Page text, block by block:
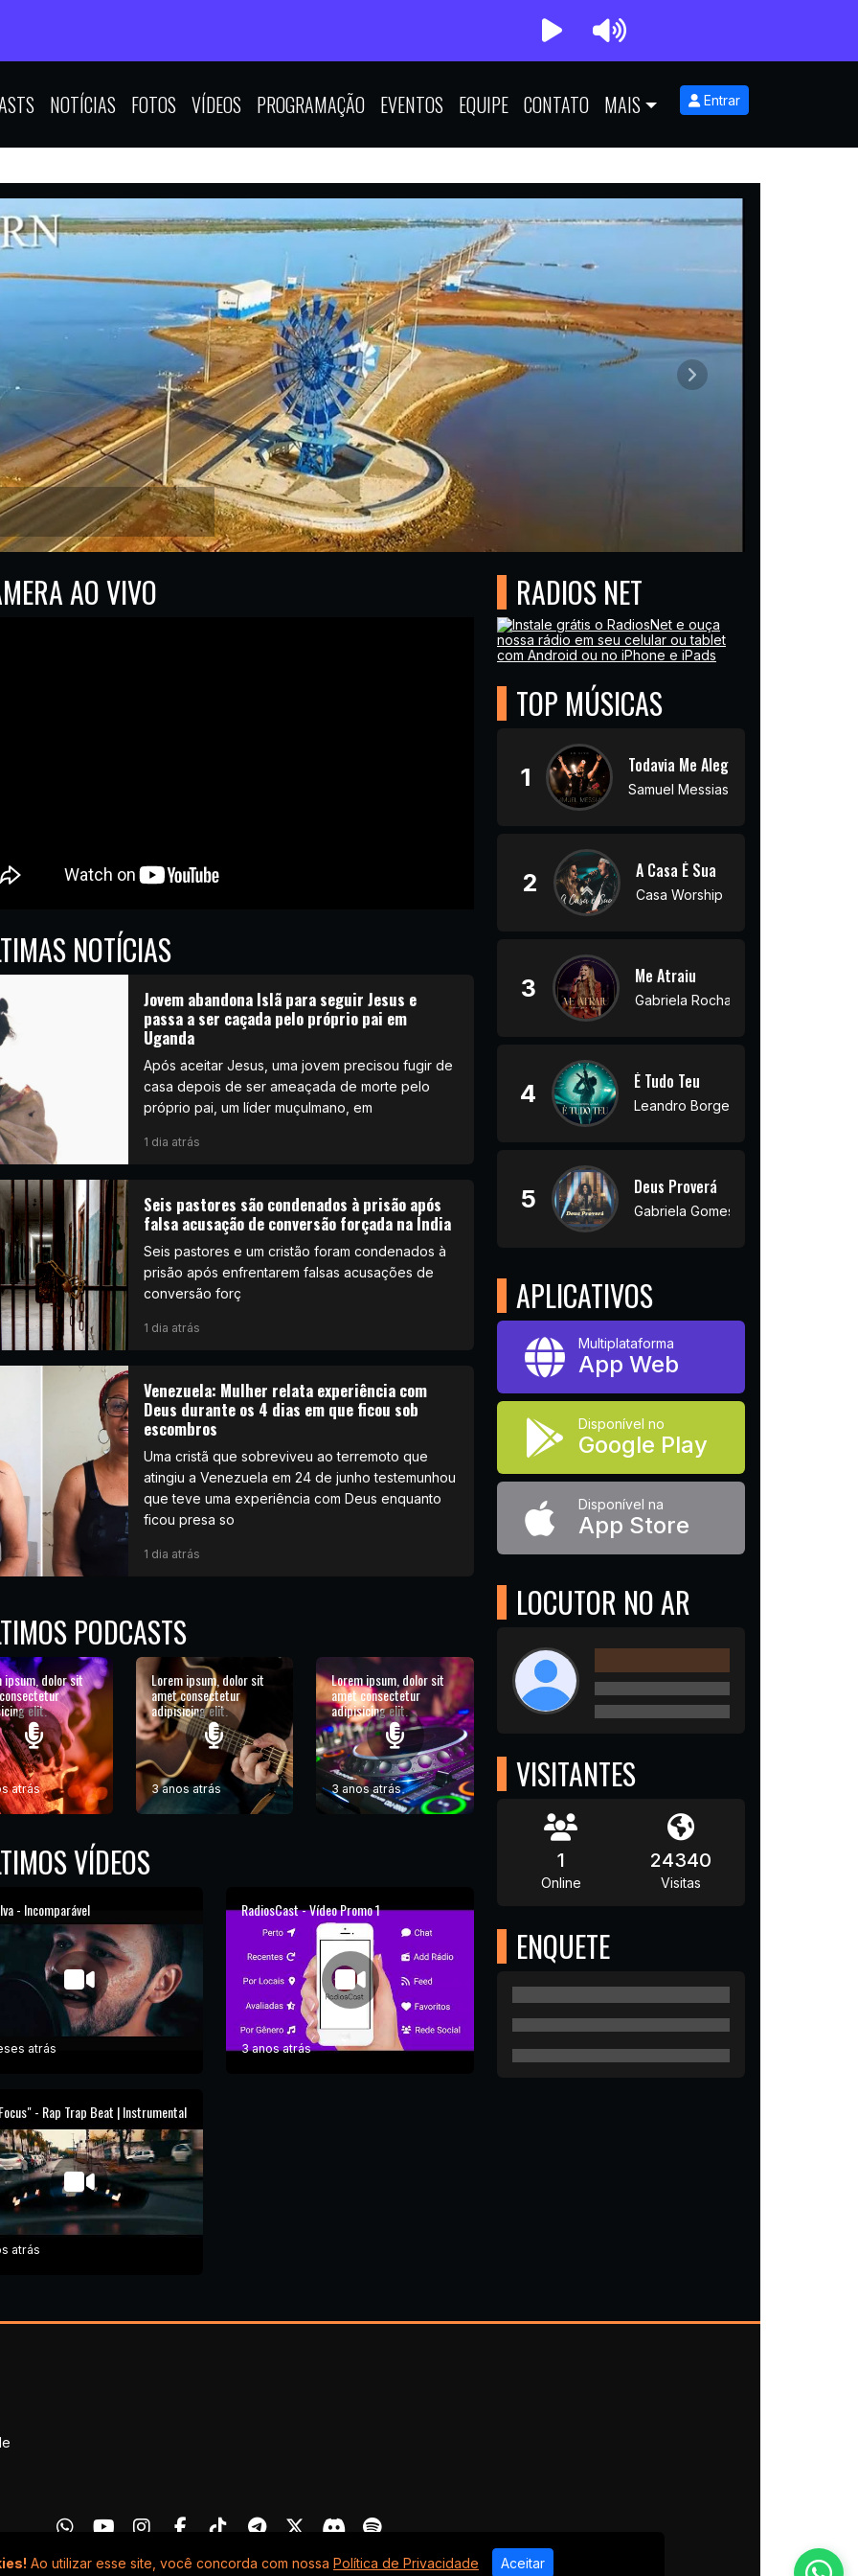
NOTÍCIAS FOTOS VÍDEOS PROGRAMAÇÃO EVENTOS EQUIPE CONTATO MAIS Entrar
Próximo
AO VIVO
NOTÍCIAS
Jovem abandona Islã para seguir Jesus e
passa a ser caçada pelo próprio pai em
Uganda
Após aceitar Jesus, uma jovem precisou fugir de
casa depois de ser ameaçada de morte pelo
próprio pai, um líder muçulmano, em
1 dia atrás
Seis pastores são condenados à prisão após
falsa acusação de conversão forçada na Índia
Seis pastores e um cristão foram condenados à
prisão após enfrentarem falsas acusações de
conversão forç
1 dia atrás
Venezuela: Mulher relata experiência com
Deus durante os 4 dias em que ficou sob
escombros
Uma cristã que sobreviveu ao terremoto que
atingiu a Venezuela em 24 de junho testemunhou
que teve uma experiência com Deus enquanto
ficou presa so
1 dia atrás
PODCASTS
ipsum, dolor sit
elit.
atrás
Lorem ipsum, dolor sit
amet consectetur
adipisicing elit.
3 anos atrás
Lorem ipsum, dolor sit
amet consectetur
adipisicing elit.
3 anos atrás
VÍDEOS
- Incomparável
atrás
RadiosCast - Vídeo Promo 1
3 anos atrás
- Rap Trap Beat | Instrumental
atrás
RADIOS NET
TOP MÚSICAS
1 Todavia Me Alegrarei
Samuel Messias
2 A Casa É Sua
Casa Worship
3 Me Atraiu
Gabriela Rocha
4 É Tudo Teu
Leandro Borges
5 Deus Proverá
Gabriela Gomes
APLICATIVOS
Multiplataforma
App Web
Disponível no
Google Play
Disponível na
App Store
LOCUTOR NO AR
VISITANTES
1
Online
24340
Visitas
ENQUETE
© Moriá rádio evangélica - Todos os direitos reservados.
Ao utilizar esse site, você concorda com nossa Política de Privacidade Aceitar